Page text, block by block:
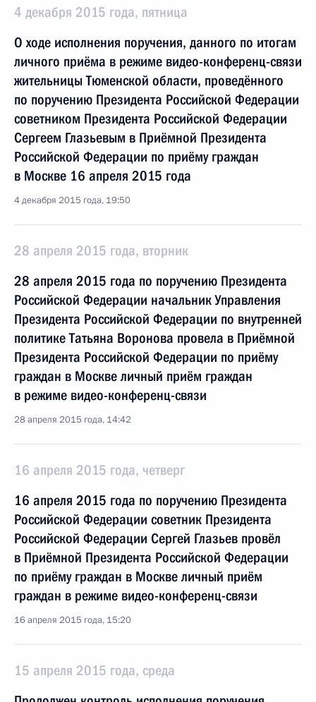
4 декабря 2015 года, пятница
О ходе исполнения поручения, данного по итогам
личного приёма в режиме видео-конференц-связи
жительницы Тюменской области, проведённого
по поручению Президента Российской Федерации
советником Президента Российской Федерации
Сергеем Глазьевым в Приёмной Президента
Российской Федерации по приёму граждан
в Москве 16 апреля 2015 года
4 декабря 2015 года, 19:50
28 апреля 2015 года, вторник
28 апреля 2015 года по поручению Президента
Российской Федерации начальник Управления
Президента Российской Федерации по внутренней
политике Татьяна Воронова провела в Приёмной
Президента Российской Федерации по приёму
граждан в Москве личный приём граждан
в режиме видео-конференц-связи
28 апреля 2015 года, 14:42
16 апреля 2015 года, четверг
16 апреля 2015 года по поручению Президента
Российской Федерации советник Президента
Российской Федерации Сергей Глазьев провёл
в Приёмной Президента Российской Федерации
по приёму граждан в Москве личный приём
граждан в режиме видео-конференц-связи
16 апреля 2015 года, 15:20
15 апреля 2015 года, среда